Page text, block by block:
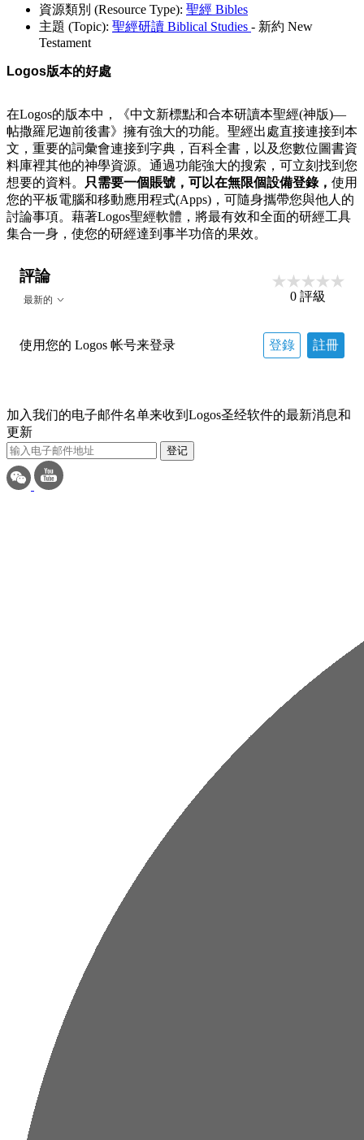
資源類別 (Resource Type): 聖經 Bibles
主題 (Topic): 聖經研讀 Biblical Studies - 新約 New
Testament
Logos版本的好處
在Logos的版本中，《中文新標點和合本研讀本聖經(神版)—
帖撒羅尼迦前後書》擁有強大的功能。聖經出處直接連接到本
文，重要的詞彙會連接到字典，百科全書，以及您數位圖書資
料庫裡其他的神學資源。通過功能強大的搜索，可立刻找到您
想要的資料。
只需要一個賬號，可以在無限個設備登錄， 使用
您的平板電腦和移動應用程式(Apps)，可隨身攜帶您與他人的
討論事項。藉著Logos聖經軟體，將最有效和全面的研經工具
集合一身，使您的研經達到事半功倍的果效。
評論
最新的 0 評級
使用您的 Logos 帐号来登录 登錄 註冊
加入我们的电子邮件名单来收到Logos圣经软件的最新消息和
更新
登记